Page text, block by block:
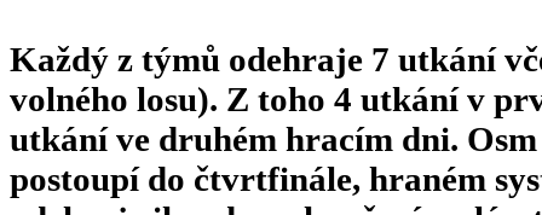
Každý z týmů odehraje 7 utkání
volného losu). Z toho 4 utkání v
utkání ve druhém hracím dni.
postoupí do čtvrtfinále, hraném